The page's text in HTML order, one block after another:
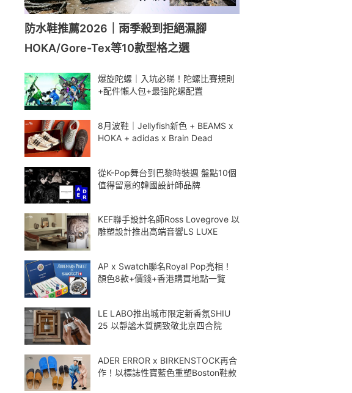
防水鞋推薦2026｜雨季殺到拒絕濕腳
HOKA/Gore-Tex等10款型格之選
爆旋陀螺｜入坑必睇！陀螺比賽規則
+配件懶人包+最強陀螺配置
8月波鞋｜Jellyfish新色 + BEAMS x
HOKA + adidas x Brain Dead
從K-Pop舞台到巴黎時裝週 盤點10個
值得留意的韓國設計師品牌
KEF聯手設計名師Ross Lovegrove 以
雕塑設計推出高端音響LS LUXE
AP x Swatch聯名Royal Pop亮相！
顏色8款+價錢+香港購買地點一覽
LE LABO推出城市限定新香氛SHIU
25 以靜謐木質調致敬北京四合院
ADER ERROR x BIRKENSTOCK再合
作！以標誌性寶藍色重塑Boston鞋款